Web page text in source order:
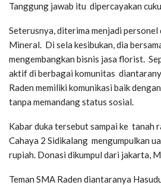
Tanggung jawab itu dipercayakan
Seterusnya, diterima menjadi
Mineral. Di sela kesibukan, dia
mengembangkan bisnis jasa florist.
aktif di berbagai komunitas
Raden memiliki komunikasi baik dengan
tanpa memandang status sosial.
Kabar duka tersebut sampai ke tanah
Cahaya 2 Sidikalang mengumpulkan
rupiah. Donasi dikumpul dari jakarta,
Teman SMA Raden diantaranya